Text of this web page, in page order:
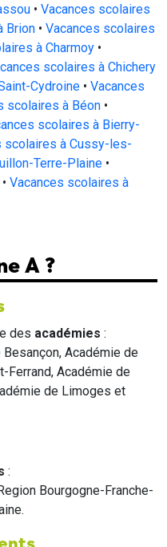
• Vacances scolaires
Brion • Vacances scolaires
à Charmoy •
scolaires à Chichery
Cydroine • Vacances
scolaires à Béon •
scolaires à Bierry-
scolaires à Cussy-les-
Terre-Plaine •
• Vacances scolaires à
A ?
des académies :
Académie de
Ferrand, Académie de
de Limoges et
:
Bourgogne-Franche-